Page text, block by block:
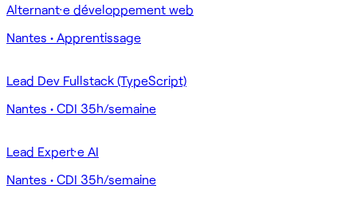
Alternant·e développement web
Nantes • Apprentissage
Lead Dev Fullstack (TypeScript)
Nantes • CDI 35h/semaine
Lead Expert·e AI
Nantes • CDI 35h/semaine